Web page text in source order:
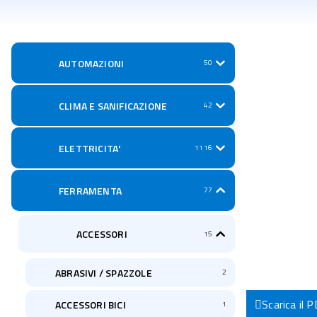
Scarica il
AUTOMAZIONI 50
CLIMA E SANIFICAZIONE 42
ELETTRICITA' 1116
FERRAMENTA 77
ACCESSORI 15
ABRASIVI / SPAZZOLE 2
ACCESSORI BICI 1